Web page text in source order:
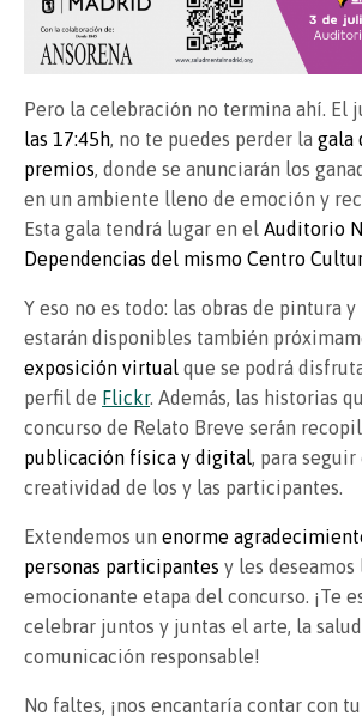
Pero la celebración no termina ahí. El
las 17:45h , no te puedes perder la gala
premios , donde se anunciarán los
en un ambiente lleno de emoción y
Esta gala tendrá lugar en el Auditorio
Dependencias del mismo Centro
Y eso no es todo: las obras de pintura
estarán disponibles también
exposición virtual que se podrá
perfil de Flickr. Además, las historias
concurso de Relato Breve serán
publicación física y digital
, para
creatividad de los y las participantes.
Extendemos un enorme
personas participantes y les
emocionante etapa del concurso. ¡Te
celebrar juntos y juntas el arte, la
comunicación responsable!
No faltes, ¡nos encantaría contar con